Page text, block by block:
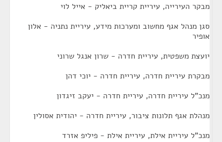
מבקר העירייה, עיריית קריית ביאליק - אייל לוי
סגן מנהל אגף מחשוב ומערכות מידע, עיריית נתניה - אלון
אופיר
יועצת משפטית, עיריית חדרה - שרון אנגל שרוני
מבקרת עיריית חדרה, עיריית חדרה - יוכי דהן
מנכ"ל עיריית חדרה, עיריית חדרה - יעקב זיגדון
מנהלת אגף תלונות ציבור, עיריית חדרה - יהודית אסולין
מנכ"ל עיריית אילת, עיריית אילת - פיליפ אזרד